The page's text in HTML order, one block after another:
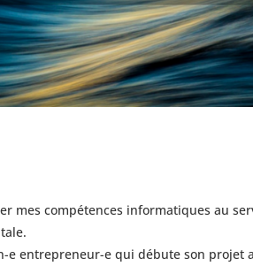
mes compétences informatiques au
e entrepreneur-e qui débute son projet